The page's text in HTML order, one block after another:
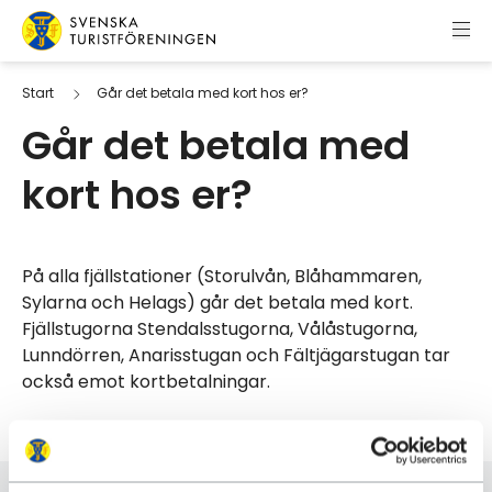
Hoppa till innehåll
Svenska Turistföreningen
Start Går det betala med kort hos er?
Går det betala med
kort hos er?
På alla fjällstationer (Storulvån, Blåhammaren,
Sylarna och Helags) går det betala med kort.
Fjällstugorna Stendalsstugorna, Vålåstugorna,
Lunndörren, Anarisstugan och Fältjägarstugan tar
också emot kortbetalningar.